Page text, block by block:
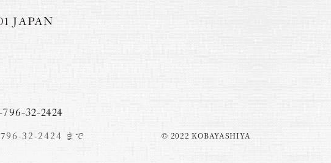
JAPAN
32-2424
32-2424 まで © 2022 KOBAYASHIYA